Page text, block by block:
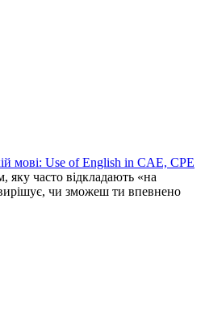
мові: Use of English in CAE, CPE
яку часто відкладають «на
чи зможеш ти впевнено